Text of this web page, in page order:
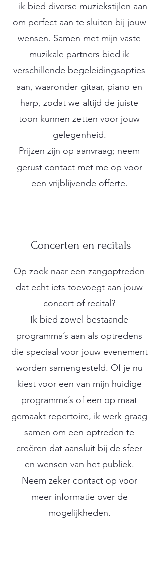
– ik bied diverse muziekstijlen aan
om perfect aan te sluiten bij jouw
wensen. Samen met mijn vaste
muzikale partners bied ik
verschillende begeleidingsopties
aan, waaronder gitaar, piano en
harp, zodat we altijd de juiste
toon kunnen zetten voor jouw
gelegenheid.
Prijzen zijn op aanvraag; neem
gerust contact met me op voor
een vrijblijvende offerte.
Concerten en recitals
Op zoek naar een zangoptreden
dat echt iets toevoegt aan jouw
concert of recital?
Ik bied zowel bestaande
programma’s aan als optredens
die speciaal voor jouw evenement
worden samengesteld. Of je nu
kiest voor een van mijn huidige
programma’s of een op maat
gemaakt repertoire, ik werk graag
samen om een optreden te
creëren dat aansluit bij de sfeer
en wensen van het publiek.
Neem zeker contact op voor
meer informatie over de
mogelijkheden.